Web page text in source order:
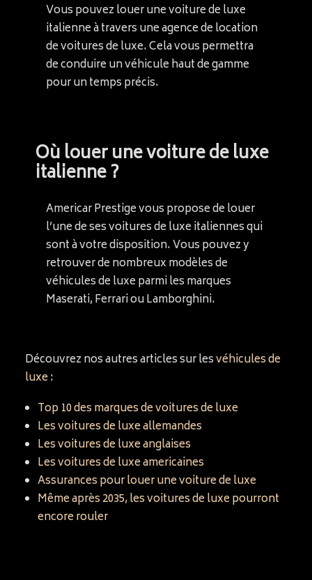
Vous pouvez louer une voiture de luxe
italienne à travers une agence de location
de voitures de luxe. Cela vous permettra
de conduire un véhicule haut de gamme
pour un temps précis.
Où louer une voiture de luxe
italienne ?
Americar Prestige vous propose de louer
l’une de ses voitures de luxe italiennes qui
sont à votre disposition. Vous pouvez y
retrouver de nombreux modèles de
véhicules de luxe parmi les marques
Maserati, Ferrari ou Lamborghini.
Découvrez nos autres articles sur lesvéhicules de
luxe:
Top 10 des marques de voitures de luxe
Les voitures de luxe allemandes
Les voitures de luxe anglaises
Les voitures de luxe americaines
Assurances pour louer une voiture de luxe
Même après 2035, les voitures de luxe pourront
encore rouler